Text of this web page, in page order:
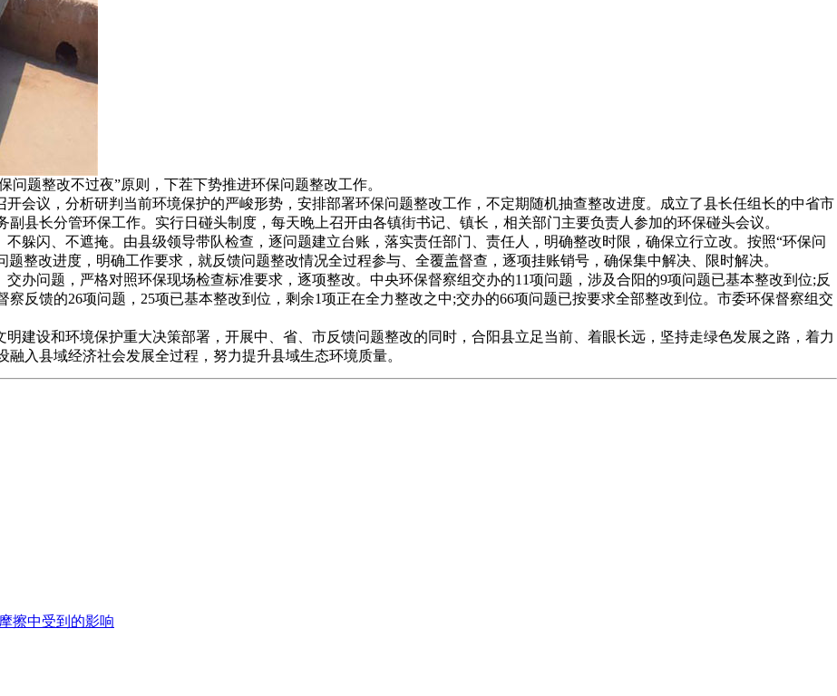
问题整改不过夜”原则，下茬下势推进环保问题整改工作。
会议，分析研判当前环境保护的严峻形势，安排部署环保问题整改工作，不定期随机抽查整改进度。成立了县长任组长的中省市
县长分管环保工作。实行日碰头制度，每天晚上召开由各镇街书记、镇长，相关部门主要负责人参加的环保碰头会议。
躲闪、不遮掩。由县级领导带队检查，逐问题建立台账，落实责任部门、责任人，明确整改时限，确保立行立改。按照“环保问
整改进度，明确工作要求，就反馈问题整改情况全过程参与、全覆盖督查，逐项挂账销号，确保集中解决、限时解决。
办问题，严格对照环保现场检查标准要求，逐项整改。中央环保督察组交办的11项问题，涉及合阳的9项问题已基本整改到位;反
反馈的26项问题，25项已基本整改到位，剩余1项正在全力整改之中;交办的66项问题已按要求全部整改到位。市委环保督察组交
建设和环境保护重大决策部署，开展中、省、市反馈问题整改的同时，合阳县立足当前、着眼长远，坚持走绿色发展之路，着力
入县域经济社会发展全过程，努力提升县域生态环境质量。
擦中受到的影响